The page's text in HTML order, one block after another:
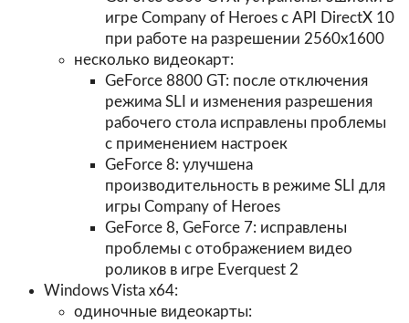
игре Company of Heroes с API DirectX 10
при работе на разрешении 2560x1600
несколько видеокарт:
GeForce 8800 GT: после отключения
режима SLI и изменения разрешения
рабочего стола исправлены проблемы
с применением настроек
GeForce 8: улучшена
производительность в режиме SLI для
игры Company of Heroes
GeForce 8, GeForce 7: исправлены
проблемы с отображением видео
роликов в игре Everquest 2
Windows Vista x64:
одиночные видеокарты: